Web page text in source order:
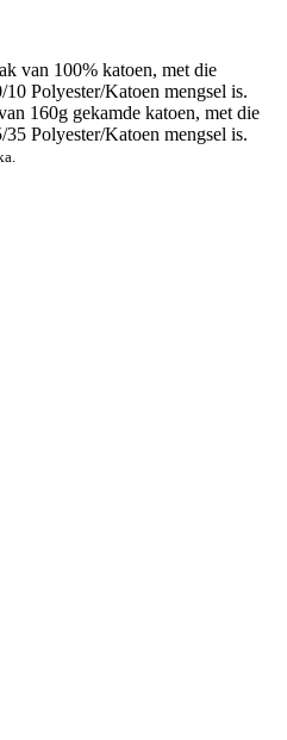
van 100% katoen, met die
Polyester/Katoen mengsel is.
160g gekamde katoen, met die
Polyester/Katoen mengsel is.